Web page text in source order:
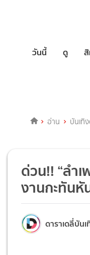
วันนี้ ดู
อ่าน บันเทิ
ด่วน!! “ลำ
งานกะทันหั
ดาราเดลี่บันเ